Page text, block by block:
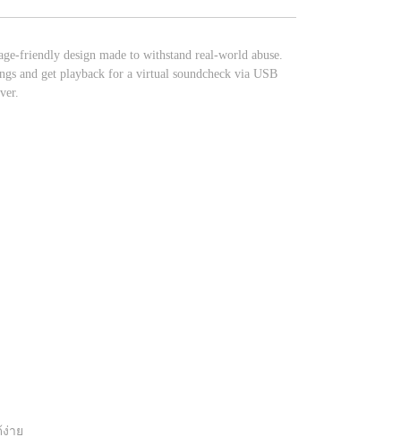
friendly design made to withstand real-world abuse.
and get playback for a virtual soundcheck via USB
าย